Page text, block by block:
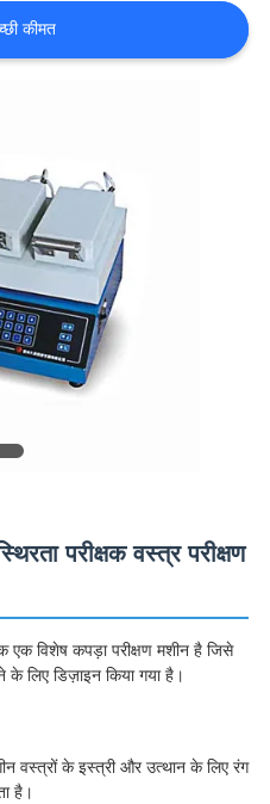
कीमत
परीक्षक वस्त्र परीक्षण
एक विशेष कपड़ा परीक्षण मशीन है जिसे
लिए डिज़ाइन किया गया है।
वस्त्रों के इस्त्री और उत्थान के लिए रंग
है।